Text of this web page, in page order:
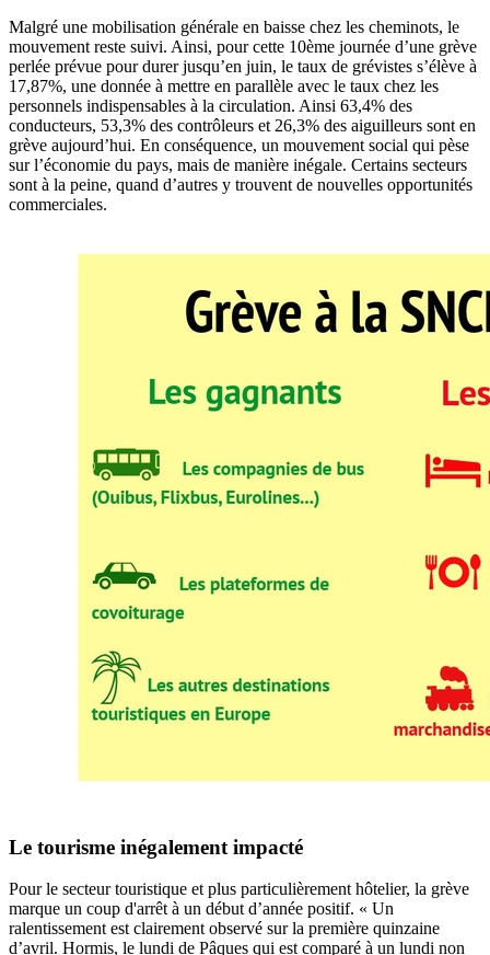
Malgré une mobilisation générale en baisse chez les cheminots, le
mouvement reste suivi. Ainsi, pour cette 10ème journée d’une grève
perlée prévue pour durer jusqu’en juin, le taux de grévistes s’élève à
17,87%, une donnée à mettre en parallèle avec le taux chez les
personnels indispensables à la circulation. Ainsi 63,4% des
conducteurs, 53,3% des contrôleurs et 26,3% des aiguilleurs sont en
grève aujourd’hui. En conséquence, un mouvement social qui pèse
sur l’économie du pays, mais de manière inégale. Certains secteurs
sont à la peine, quand d’autres y trouvent de nouvelles opportunités
commerciales.
Le tourisme inégalement impacté
Pour le secteur touristique et plus particulièrement hôtelier, la grève
marque un coup d'arrêt à un début d’année positif. « Un
ralentissement est clairement observé sur la première quinzaine
d’avril. Hormis, le lundi de Pâques qui est comparé à un lundi non